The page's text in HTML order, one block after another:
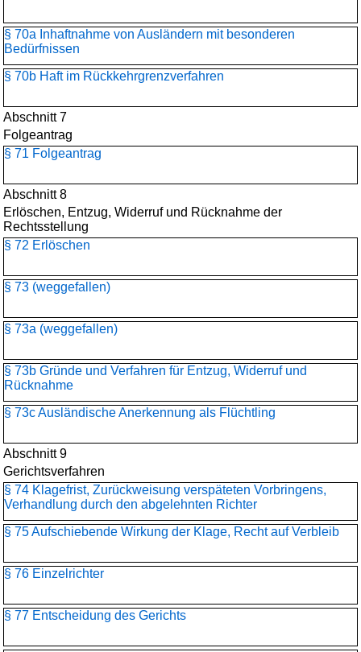
§ 70a Inhaftnahme von Ausländern mit besonderen
Bedürfnissen
§ 70b Haft im Rückkehrgrenzverfahren
Abschnitt 7
Folgeantrag
§ 71 Folgeantrag
Abschnitt 8
Erlöschen, Entzug, Widerruf und Rücknahme der
Rechtsstellung
§ 72 Erlöschen
§ 73 (weggefallen)
§ 73a (weggefallen)
§ 73b Gründe und Verfahren für Entzug, Widerruf und
Rücknahme
§ 73c Ausländische Anerkennung als Flüchtling
Abschnitt 9
Gerichtsverfahren
§ 74 Klagefrist, Zurückweisung verspäteten Vorbringens,
Verhandlung durch den abgelehnten Richter
§ 75 Aufschiebende Wirkung der Klage, Recht auf Verbleib
§ 76 Einzelrichter
§ 77 Entscheidung des Gerichts